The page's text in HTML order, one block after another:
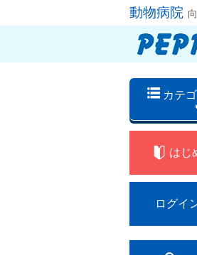
動物病院
カテ
はじ
ログイ